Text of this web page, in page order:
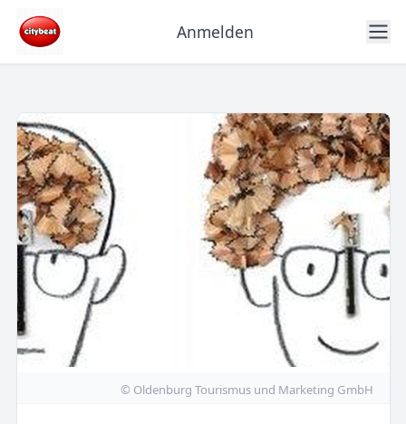
Anmelden
© Oldenburg Tourismus und Marketing GmbH